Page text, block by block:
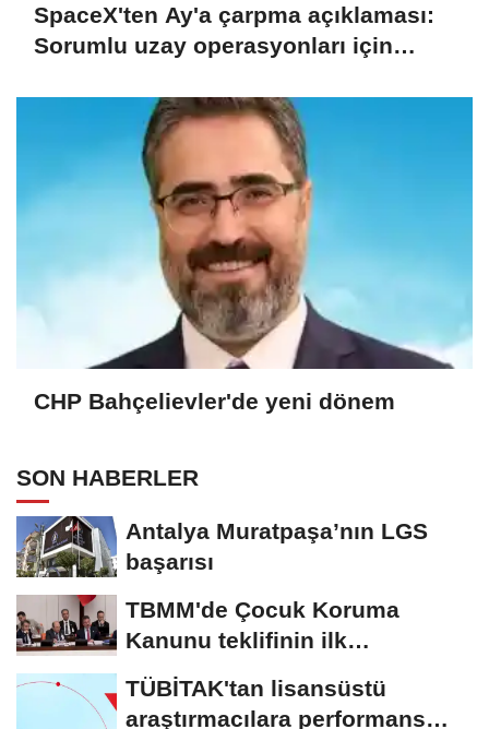
SpaceX'ten Ay'a çarpma açıklaması:
Sorumlu uzay operasyonları için
CHP Bahçelievler'de yeni dönem
SON HABERLER
Antalya Muratpaşa’nın LGS
başarısı
TBMM'de Çocuk Koruma
Kanunu teklifinin ilk
görüşmeleri tamamlandı
TÜBİTAK'tan lisansüstü
araştırmacılara performans